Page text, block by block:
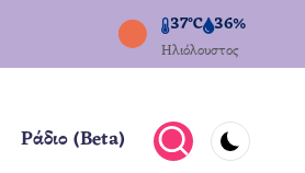
37°C 36%
Ηλιόλουστος
Ράδιο (Beta)